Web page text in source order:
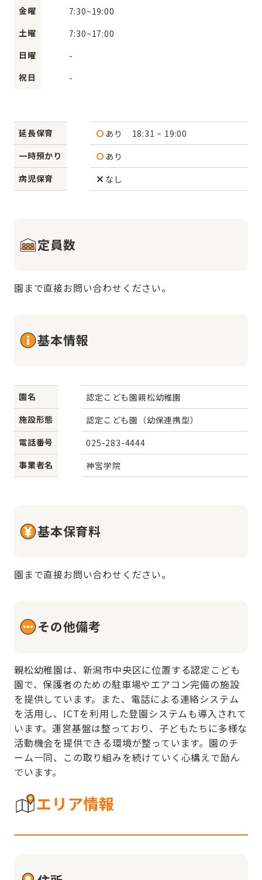
金曜
7:30~19:00
土曜
7:30~17:00
日曜
-
祝日
-
延長保育 あり
18:31 ~ 19:00
一時預かり
あり
病児保育
なし
定員数
園まで直接お問い合わせください。
基本情報
園名
認定こども園親松幼稚園
施設形態
認定こども園（幼保連携型）
電話番号
025-283-4444
事業者名
神宮学院
基本保育料
園まで直接お問い合わせください。
その他備考
親松幼稚園は、新潟市中央区に位置する認定こども
園で、保護者のための駐車場やエアコン完備の施設
を提供しています。また、電話による連絡システム
を活用し、ICTを利用した登園システムも導入されて
います。運営基盤は整っており、子どもたちに多様な
活動機会を提供できる環境が整っています。園のチ
ーム一同、この取り組みを続けていく心構えで励ん
でいます。
エリア情報